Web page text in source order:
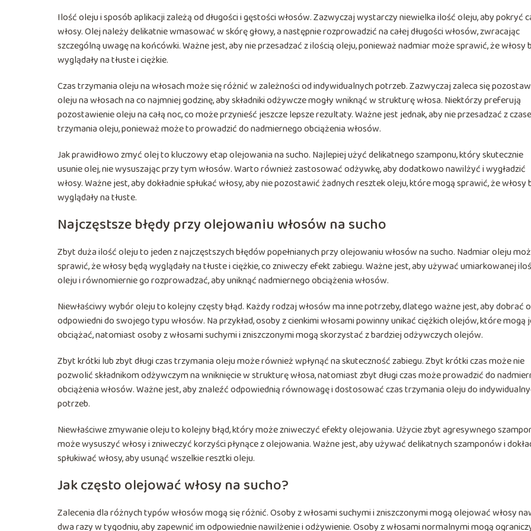
Ilość oleju i sposób aplikacji zależą od długości i gęstości włosów. Zazwyczaj wystarczy niewielka ilość oleju, aby pokryć
włosy. Olej należy delikatnie wmasować w skórę głowy, a następnie rozprowadzić na całej długości włosów, zwracając
szczególną uwagę na końcówki. Ważne jest, aby nie przesadzać z ilością oleju, ponieważ nadmiar może sprawić, że włosy
wyglądały na tłuste i ciężkie.
Czas trzymania oleju na włosach może się różnić w zależności od indywidualnych potrzeb. Zazwyczaj zaleca się
oleju na włosach na co najmniej godzinę, aby składniki odżywcze mogły wniknąć w strukturę włosa. Niektórzy preferują
pozostawienie oleju na całą noc, co może przynieść jeszcze lepsze rezultaty. Ważne jest jednak, aby nie przesadzać z
trzymania oleju, ponieważ może to prowadzić do nadmiernego obciążenia włosów.
Jak prawidłowo zmyć olej to kluczowy etap olejowania na sucho. Najlepiej użyć delikatnego szamponu, który skutecznie
usunie olej, nie wysuszając przy tym włosów. Warto również zastosować odżywkę, aby dodatkowo nawilżyć i wygładzić
włosy. Ważne jest, aby dokładnie spłukać włosy, aby nie pozostawić żadnych resztek oleju, które mogą sprawić, że włosy
wyglądały na tłuste.
Najczęstsze błędy przy olejowaniu włosów na sucho
Zbyt duża ilość oleju to jeden z najczęstszych błędów popełnianych przy olejowaniu włosów na sucho. Nadmiar oleju
sprawić, że włosy będą wyglądały na tłuste i ciężkie, co zniweczy efekt zabiegu. Ważne jest, aby używać umiarkowanej
oleju i równomiernie go rozprowadzać, aby uniknąć nadmiernego obciążenia włosów.
Niewłaściwy wybór oleju to kolejny częsty błąd. Każdy rodzaj włosów ma inne potrzeby, dlatego ważne jest, aby dobrać
odpowiedni do swojego typu włosów. Na przykład, osoby z cienkimi włosami powinny unikać ciężkich olejów, które mogą
obciążać, natomiast osoby z włosami suchymi i zniszczonymi mogą skorzystać z bardziej odżywczych olejów.
Zbyt krótki lub zbyt długi czas trzymania oleju może również wpłynąć na skuteczność zabiegu. Zbyt krótki czas może nie
pozwolić składnikom odżywczym na wniknięcie w strukturę włosa, natomiast zbyt długi czas może prowadzić do
obciążenia włosów. Ważne jest, aby znaleźć odpowiednią równowagę i dostosować czas trzymania oleju do
potrzeb.
Niewłaściwe zmywanie oleju to kolejny błąd, który może zniweczyć efekty olejowania. Użycie zbyt agresywnego
może wysuszyć włosy i zniweczyć korzyści płynące z olejowania. Ważne jest, aby używać delikatnych szamponów i
spłukiwać włosy, aby usunąć wszelkie resztki oleju.
Jak często olejować włosy na sucho?
Zalecenia dla różnych typów włosów mogą się różnić. Osoby z włosami suchymi i zniszczonymi mogą olejować włosy
dwa razy w tygodniu, aby zapewnić im odpowiednie nawilżenie i odżywienie. Osoby z włosami normalnymi mogą